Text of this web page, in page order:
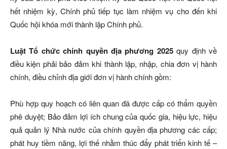
hết nhiệm kỳ, Chính phủ tiếp tục làm nhiệm vụ cho đến khi
Quốc hội khóa mới thành lập Chính phủ.
Luật Tổ chức chính quyền địa phương 2025quy định về
điều kiện phải bảo đảm khi thành lập, nhập, chia đơn vị hành
chính, điều chỉnh địa giới đơn vị hành chính gồm:
Phù hợp quy hoạch có liên quan đã được cấp có thẩm quyền
phê duyệt; Bảo đảm lợi ích chung của quốc gia, hiệu lực, hiệu
quả quản lý Nhà nước của chính quyền địa phương các cấp;
phát huy tiềm năng, lợi thế nhằm thúc đẩy phát triển kinh tế –